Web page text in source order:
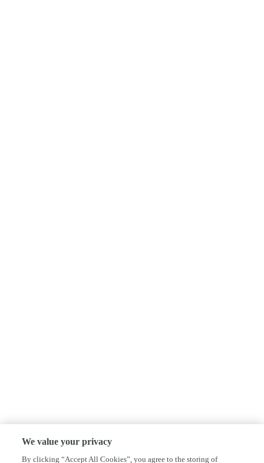
We value your privacy
By clicking “Accept All Cookies”, you agree to the storing of